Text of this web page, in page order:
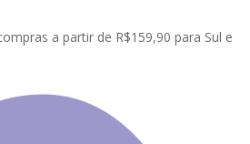
a partir de R$159,90 para Sul e
Painel Adesivo